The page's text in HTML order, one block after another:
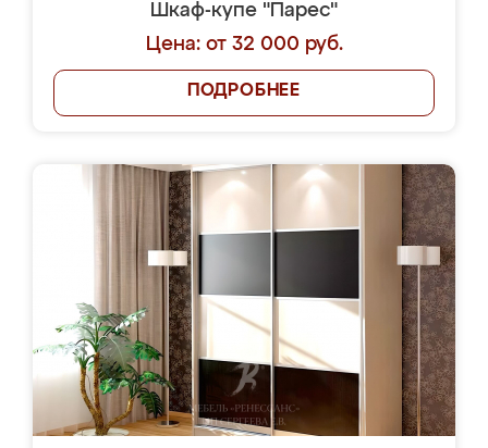
Шкаф-купе "Парес"
Цена: от 32 000 руб.
ПОДРОБНЕЕ